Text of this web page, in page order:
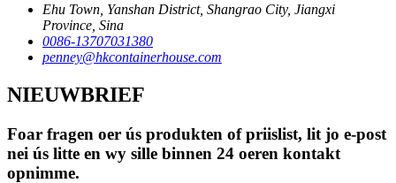
Ehu Town, Yanshan District, Shangrao City, Jiangxi
Province, Sina
0086-13707031380
penney@hkcontainerhouse.com
NIEUWBRIEF
Foar fragen oer ús produkten of priislist, lit jo e-post
nei ús litte en wy sille binnen 24 oeren kontakt
opnimme.